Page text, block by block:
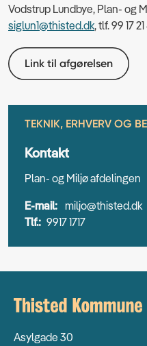
Vodstrup Lundbye, Plan- og
siglun1@thisted.dk, tlf. 99 17
Link til afgørelsen
TEKNIK, ERHVERV OG
Kontakt
Plan- og Miljø afdelingen
E-mail: miljo@thisted.dk
Tlf.: 9917 1717
Asylgade 30